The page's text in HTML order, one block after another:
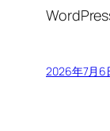
2026年7月6